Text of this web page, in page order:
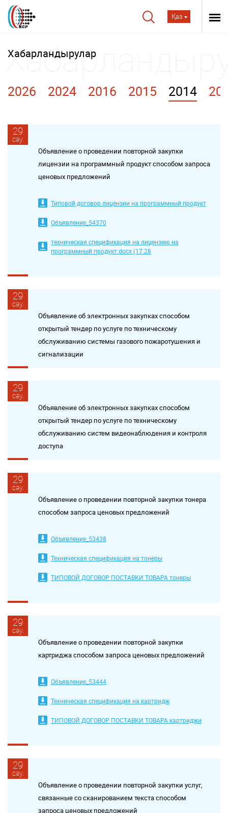
Қаз
Хабарландырулар
2026 2024 2016 2015 2014
29
сәу.
Объявление о проведении повторной закупки
лицензии на программный продукт способом запроса
ценовых предложений
Типовой договор лицензии на программный продукт
Объявление_54370
техническая спецификация на лицензию на
программный продукт.docx (17.28
29
сәу.
Объявление об электронных закупках способом
открытый тендер по услуге по техническому
обслуживанию системы газового пожаротушения и
сигнализации
29
сәу.
Объявление об электронных закупках способом
открытый тендер по услуге по техническому
обслуживанию систем видеонаблюдения и контроля
доступа
29
сәу.
Объявление о проведении повторной закупки тонера
способом запроса ценовых предложений
Объявление_53438
Техническая спецификация на тонеры
ТИПОВОЙ ДОГОВОР ПОСТАВКИ ТОВАРА тонеры
29
сәу.
Объявление о проведении повторной закупки
картриджа способом запроса ценовых предложений
Объявление_53444
Техническая спецификация на картридж
ТИПОВОЙ ДОГОВОР ПОСТАВКИ ТОВАРА картриджи
29
сәу.
Объявление о проведении повторной закупки услуг,
связанные со сканированием текста способом
запроса ценовых предложений